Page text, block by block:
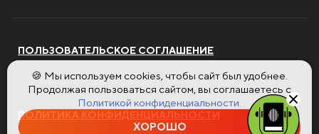
ПОЛЬЗОВАТЕЛЬСКОЕ СОГЛАШЕНИЕ
ПОЛИТИКА КОНФИДЕНЦИАЛЬНОСТИ
🍪 Мы используем cookies, чтобы сайт был удобнее.
Продолжая пользоваться сайтом, вы соглашаетесь с
Политикой конфиденциальности.
ХОРОШО